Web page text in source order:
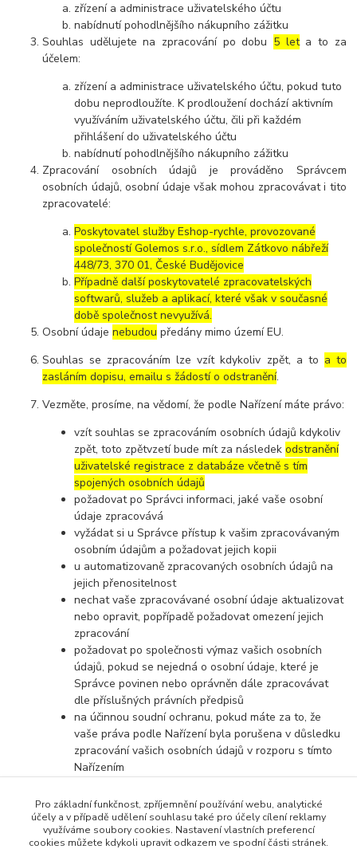
zřízení a administrace uživatelského účtu
nabídnutí pohodlnějšího nákupního zážitku
Souhlas udělujete na zpracování po dobu 5 leta to za
účelem:
zřízení a administrace uživatelského účtu, pokud tuto
dobu neprodloužíte. K prodloužení dochází aktivním
využíváním uživatelského účtu, čili při každém
přihlášení do uživatelského účtu
nabídnutí pohodlnějšího nákupního zážitku
Zpracování osobních údajů je prováděno Správcem
osobních údajů, osobní údaje však mohou zpracovávat i tito
zpracovatelé:
Poskytovatel služby Eshop-rychle, provozované
společností Golemos s.r.o., sídlem Zátkovo nábřeží
448/73, 370 01, České Budějovice
Případně další poskytovatelé zpracovatelských
softwarů, služeb a aplikací, které však v současné
době společnost nevyužívá.
Osobní údajenebudou předány mimo území EU.
Souhlas se zpracováním lze vzít kdykoliv zpět, a to a to
zasláním dopisu, emailu s žádostí o odstranění.
Vezměte, prosíme, na vědomí, že podle Nařízení máte právo:
vzít souhlas se zpracováním osobních údajů kdykoliv
zpět, toto zpětvzetí bude mít za následekodstranění
uživatelské registrace z databáze včetně s tím
spojených osobních údajů
požadovat po Správci informaci, jaké vaše osobní
údaje zpracovává
vyžádat si u Správce přístup k vašim zpracovávaným
osobním údajům a požadovat jejich kopii
u automatizovaně zpracovaných osobních údajů na
jejich přenositelnost
nechat vaše zpracovávané osobní údaje aktualizovat
nebo opravit, popřípadě požadovat omezení jejich
zpracování
požadovat po společnosti výmaz vašich osobních
údajů, pokud se nejedná o osobní údaje, které je
Správce povinen nebo oprávněn dále zpracovávat
dle příslušných právních předpisů
na účinnou soudní ochranu, pokud máte za to, že
vaše práva podle Nařízení byla porušena v důsledku
zpracování vašich osobních údajů v rozporu s tímto
Nařízením
souvisejících se zpracováním osobních údajů se
obrátit na Správce nebo na Úřad pro ochranu
osobních údajů
Pro základní funkčnost, zpříjemnění používání webu, analytické
účely a v případě udělení souhlasu také pro účely cílení reklamy
využíváme soubory cookies. Nastavení vlastních preferencí
cookies můžete kdykoli upravit odkazem ve spodní části stránek.